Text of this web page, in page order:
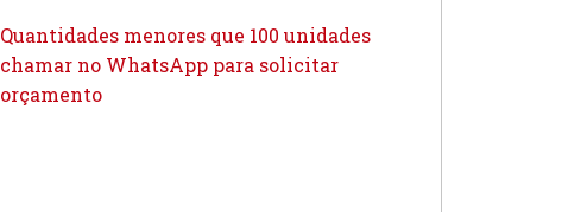
Quantidades menores que 100 unidades
chamar no WhatsApp para solicitar
orçamento